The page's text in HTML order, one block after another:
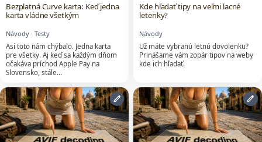
Bezplatná Curve karta: Keď jedna
karta vládne všetkým
Návody· Testy
Asi toto nám chýbalo. Jedna karta
pre všetky. Aj keď sa každým dňom
očakáva príchod Apple Pay na
Slovensko, stále…
Kde hľadať tipy na veľmi lacné
letenky?
Návody
Už máte vybranú letnú dovolenku?
Prinášame vám zopár tipov na weby
kde ich hľadať.
edit edit